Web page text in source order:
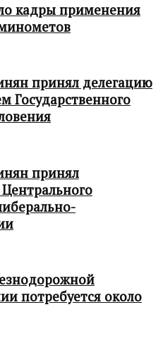
кадры применения
принял делегацию
Государственного
принял
потребуется около